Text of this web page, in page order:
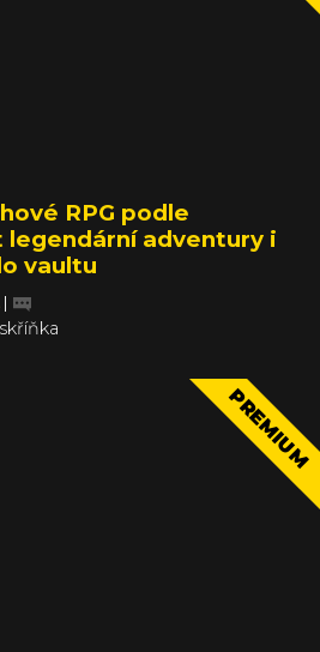
RPG podle
legendární adventury i
vaultu
PREMIUM